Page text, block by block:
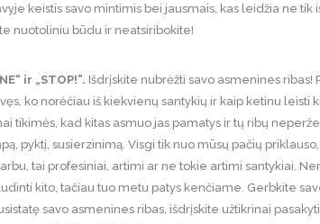
keistis savo mintimis bei jausmais, kas leidžia ne tik
nuotoliniu būdu ir neatsiribokite!
ir „STOP!”. Išdrįskite nubrėžti savo asmenines
ko norėčiau iš kiekvienų santykių ir kaip ketinu
tikimės, kad kitas asmuo jas pamatys ir tų ribų
pyktį, susierzinimą. Visgi tik nuo mūsų pačių
tai profesiniai, artimi ar ne tokie artimi santykiai.
kito, tačiau tuo metu patys kenčiame. Gerbkite
savo asmenines ribas, išdrįskite užtikrinai